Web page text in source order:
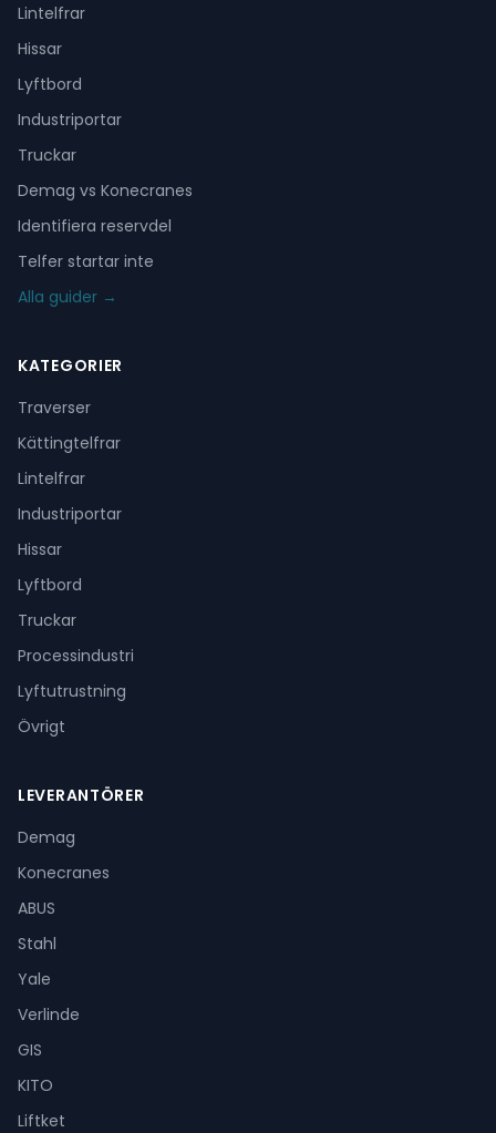
Lintelfrar
Hissar
Lyftbord
Industriportar
Truckar
Demag vs Konecranes
Identifiera reservdel
Telfer startar inte
Alla guider →
KATEGORIER
Traverser
Kättingtelfrar
Lintelfrar
Industriportar
Hissar
Lyftbord
Truckar
Processindustri
Lyftutrustning
Övrigt
LEVERANTÖRER
Demag
Konecranes
ABUS
Stahl
Yale
Verlinde
GIS
KITO
Liftket